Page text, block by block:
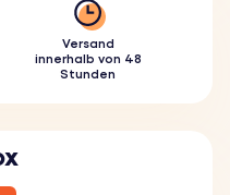
Versand
innerhalb von 48
Stunden